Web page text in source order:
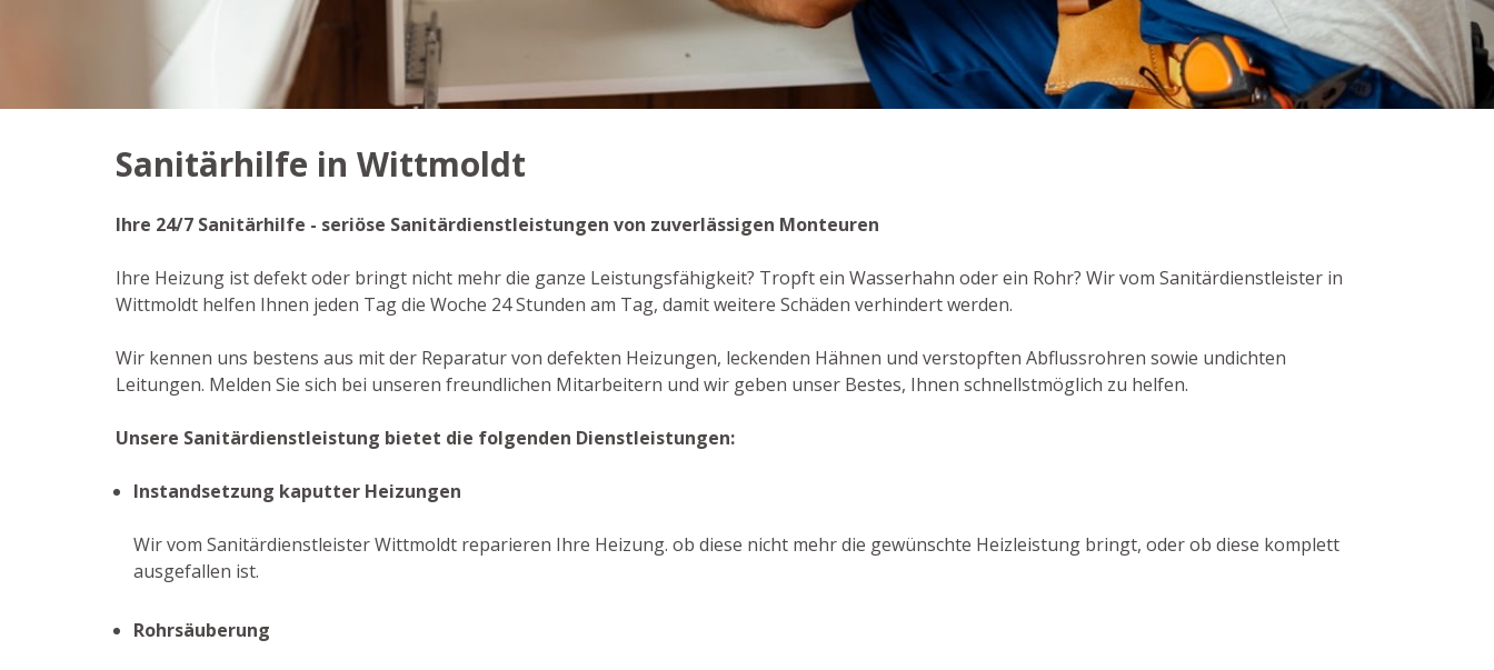
Sanitärhilfe in Wittmoldt
Ihre 24/7 Sanitärhilfe - seriöse Sanitärdienstleistungen von zuverlässigen Monteuren
Ihre Heizung ist defekt oder bringt nicht mehr die ganze Leistungsfähigkeit? Tropft ein Wasserhahn oder ein Rohr? Wir vom Sanitärdienstleister in
Wittmoldt helfen Ihnen jeden Tag die Woche 24 Stunden am Tag, damit weitere Schäden verhindert werden.
Wir kennen uns bestens aus mit der Reparatur von defekten Heizungen, leckenden Hähnen und verstopften Abflussrohren sowie undichten
Leitungen. Melden Sie sich bei unseren freundlichen Mitarbeitern und wir geben unser Bestes, Ihnen schnellstmöglich zu helfen.
Unsere Sanitärdienstleistung bietet die folgenden Dienstleistungen:
Instandsetzung kaputter Heizungen
Wir vom Sanitärdienstleister Wittmoldt reparieren Ihre Heizung. ob diese nicht mehr die gewünschte Heizleistung bringt, oder ob diese komplett
ausgefallen ist.
Rohrsäuberung